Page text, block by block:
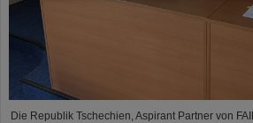
Die Republik Tschechien, Aspirant Partner von